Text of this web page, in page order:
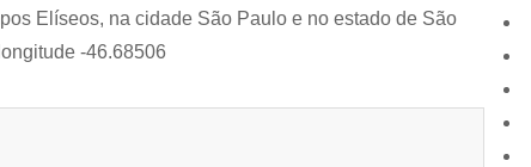
Elíseos, na cidade São Paulo e no estado de São
-46.68506